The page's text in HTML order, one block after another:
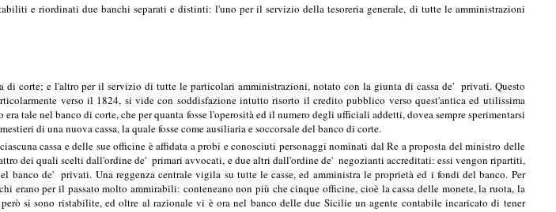
e riordinati due banchi separati e distinti: l'uno per il servizio della tesoreria generale, di tutte le amministrazioni
di corte; e l'altro per il servizio di tutte le particolari amministrazioni, notato con la giunta di cassa de' privati. Questo
verso il 1824, si vide con soddisfazione intutto risorto il credito pubblico verso quest'antica ed utilissima
tale nel banco di corte, che per quanta fosse l'operosità ed il numero degli ufficiali addetti, dovea sempre sperimentarsi
di una nuova cassa, la quale fosse come ausiliaria e soccorsale del banco di corte.
cassa e delle sue officine è affidata a probi e conosciuti personaggi nominati dal Re a proposta del ministro delle
dei quali scelti dall'ordine de' primari avvocati, e due altri dall'ordine de' negozianti accreditati: essi vengon ripartiti,
banco de' privati. Una reggenza centrale vigila su tutte le casse, ed amministra le proprietà ed i fondi del banco. Per
erano per il passato molto ammirabili: conteneano non più che cinque officine, cioè la cassa delle monete, la ruota, la
si sono ristabilite, ed oltre al razionale vi è ora nel banco delle due Sicilie un agente contabile incaricato di tener